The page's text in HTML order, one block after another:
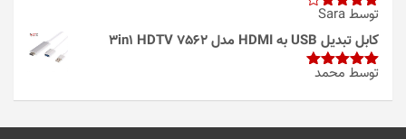
امتیاز4
از 5
توسط Sara
کابل تبدیل USB به HDMI مدل 3in1 HDTV 7562
امتیاز5از
توسط محمد